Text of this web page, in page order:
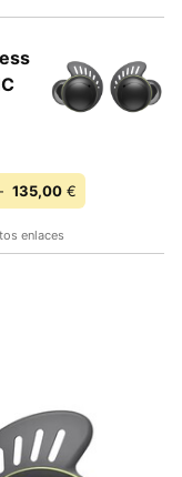
135,00 €
enlaces